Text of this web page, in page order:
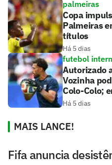
palmeiras
Copa
Palmeiras
títulos
Há 5 dias
futebol
Autorizado
Vozinha
Colo-Colo;
Há 5 dias
MAIS LANCE!
Fifa anuncia